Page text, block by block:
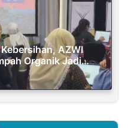
AZWI
Organik Jadi